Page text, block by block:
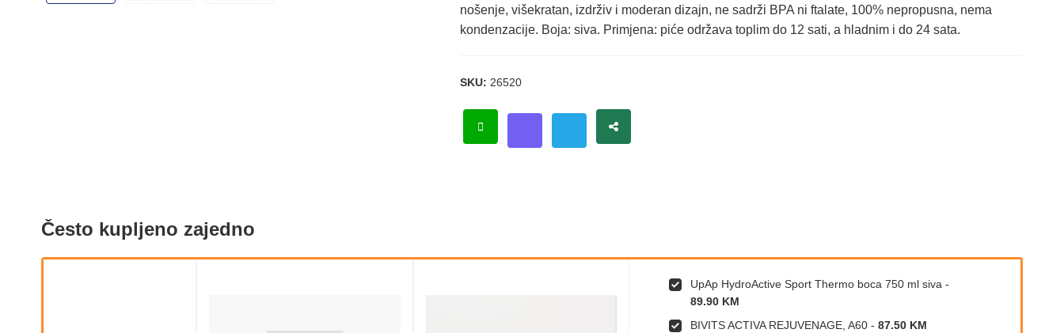
nošenje, višekratan, izdrživ i moderan dizajn, ne sadrži BPA ni ftalate, 100% nepropusna, nema
kondenzacije. Boja: siva. Primjena: piće održava toplim do 12 sati, a hladnim i do 24 sata.
SKU: 26520
Često kupljeno zajedno
UpAp HydroActive Sport Thermo boca 750 ml siva -
89.90 KM
BIVITS ACTIVA REJUVENAGE, A60 -87.50 KM